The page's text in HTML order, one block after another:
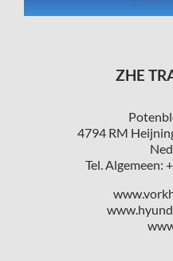
ZHE
4794 RM
Tel. Algemeen: